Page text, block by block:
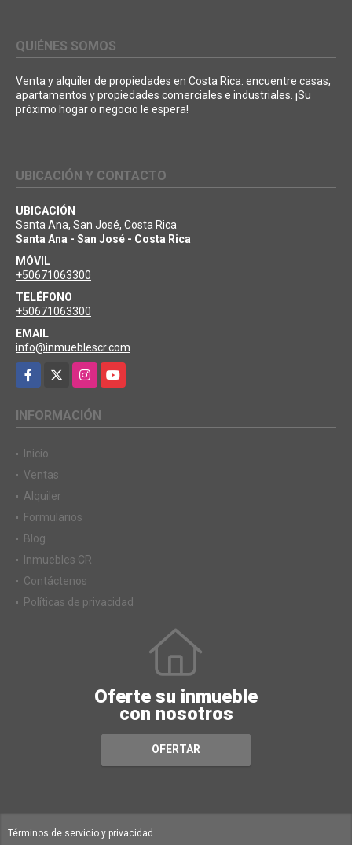
QUIÉNES SOMOS
Venta y alquiler de propiedades en Costa Rica: encuentre casas,
apartamentos y propiedades comerciales e industriales. ¡Su
próximo hogar o negocio le espera!
UBICACIÓN Y CONTACTO
UBICACIÓN
Santa Ana, San José, Costa Rica
Santa Ana - San José - Costa Rica
MÓVIL
+50671063300
TELÉFONO
+50671063300
EMAIL
info@inmueblescr.com
Facebook
InstagramYouTube
INFORMACIÓN
Inicio
Ventas
Alquiler
Formularios
Blog
Inmuebles CR
Contáctenos
Políticas de privacidad
Oferte su inmueble
con nosotros
OFERTAR
Términos de servicio y privacidad